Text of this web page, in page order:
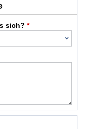
sich? *